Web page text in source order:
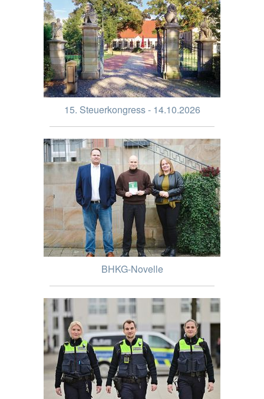
15. Steuerkongress - 14.10.2026
BHKG-Novelle